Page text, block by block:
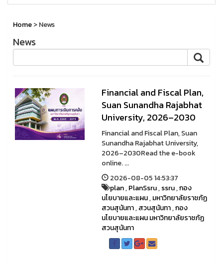
Home> News
News
Financial and Fiscal Plan,
Suan Sunandha Rajabhat
University, 2026–2030
Financial and Fiscal Plan, Suan
Sunandha Rajabhat University,
2026–2030Read the e-book
online. ...
2026-08-05 14:53:37
plan,PlanSsru,ssru,กอง
นโยบายและแผน,มหาวิทยาลัยราชภัฏ
สวนสุนันทา,สวนสุนันทา,กอง
นโยบายและแผน มหาวิทยาลัยราชภัฏ
สวนสุนันทา